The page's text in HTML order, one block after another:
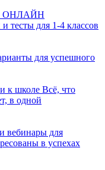
ОНЛАЙН
тесты для 1-4 классов
для успешного
к школе Всё, что
в одной
вебинары для
в успехах